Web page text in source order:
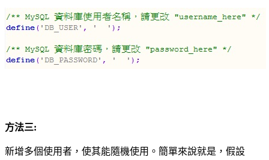
方法三:
新增多個使用者，使其能隨機使用。簡單來說就是，假設